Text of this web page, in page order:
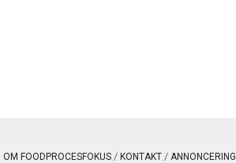
OM FOODPROCESFOKUS KONTAKT ANNONCERING